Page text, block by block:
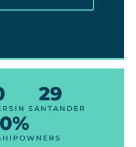
29
IN SANTANDER